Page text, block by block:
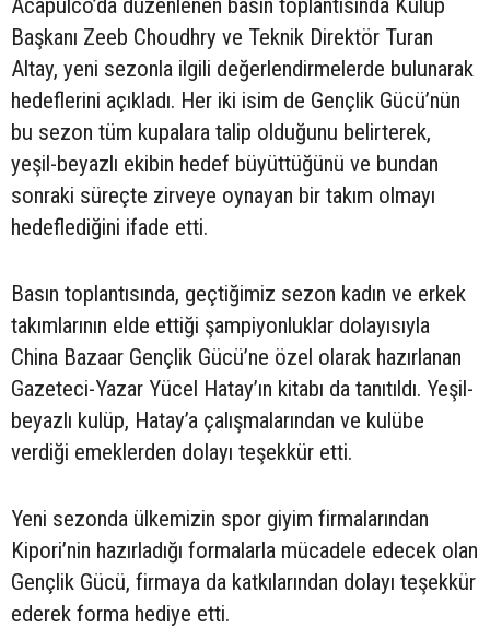
Acapulco’da düzenlenen basın toplantısında Kulüp
Başkanı Zeeb Choudhry ve Teknik Direktör Turan
Altay, yeni sezonla ilgili değerlendirmelerde bulunarak
hedeflerini açıkladı. Her iki isim de Gençlik Gücü’nün
bu sezon tüm kupalara talip olduğunu belirterek,
yeşil-beyazlı ekibin hedef büyüttüğünü ve bundan
sonraki süreçte zirveye oynayan bir takım olmayı
hedeflediğini ifade etti.
Basın toplantısında, geçtiğimiz sezon kadın ve erkek
takımlarının elde ettiği şampiyonluklar dolayısıyla
China Bazaar Gençlik Gücü’ne özel olarak hazırlanan
Gazeteci-Yazar Yücel Hatay’ın kitabı da tanıtıldı. Yeşil-
beyazlı kulüp, Hatay’a çalışmalarından ve kulübe
verdiği emeklerden dolayı teşekkür etti.
Yeni sezonda ülkemizin spor giyim firmalarından
Kipori’nin hazırladığı formalarla mücadele edecek olan
Gençlik Gücü, firmaya da katkılarından dolayı teşekkür
ederek forma hediye etti.